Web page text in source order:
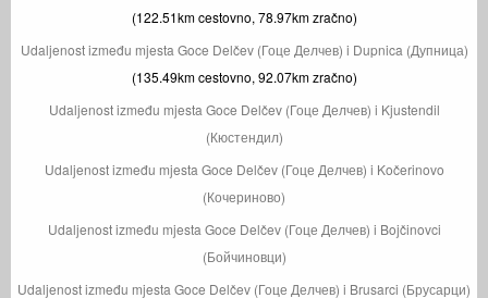
(122.51km cestovno, 78.97km zračno)
Udaljenost između mjesta Goce Delčev (Гоце Делчев) i Dupnica (Дупница)
(135.49km cestovno, 92.07km zračno)
Udaljenost između mjesta Goce Delčev (Гоце Делчев) i Kjustendil
(Кюстендил)
Udaljenost između mjesta Goce Delčev (Гоце Делчев) i Kočerinovo
(Кочериново)
Udaljenost između mjesta Goce Delčev (Гоце Делчев) i Bojčinovci
(Бойчиновци)
Udaljenost između mjesta Goce Delčev (Гоце Делчев) i Brusarci (Брусарци)